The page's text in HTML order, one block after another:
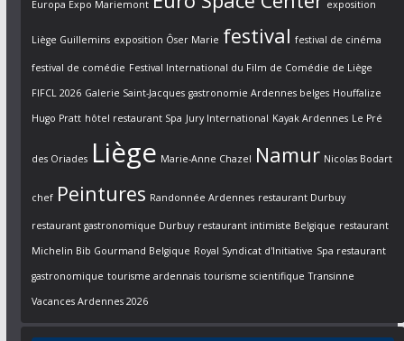
Europa Expo Mariemont exposition
Liège Guillemins exposition Ôser Marie festival festival de cinéma
festival de comédie Festival International du Film de Comédie de Liège
FIFCL 2026 Galerie Saint-Jacques gastronomie Ardennes belges Houffalize
Hugo Pratt hôtel restaurant Spa Jury International Kayak Ardennes Le Pré
des Oriades Liège Marie-Anne Chazel Namur Nicolas Bodart
chef Peintures Randonnée Ardennes restaurant Durbuy
restaurant gastronomique Durbuy restaurant intimiste Belgique restaurant
Michelin Bib Gourmand Belgique Royal Syndicat d'Initiative Spa restaurant
gastronomique tourisme ardennais tourisme scientifique Transinne
Vacances Ardennes 2026